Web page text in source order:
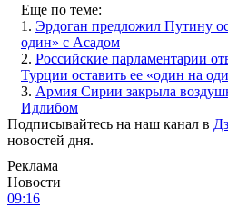
Еще по теме:
1. Эрдоган предложил Путину
один» с Асадом
2. Российские парламентарии
Турции оставить ее «один на
3. Армия Сирии закрыла
Идлибом
Подписывайтесь на наш канал в
новостей дня.
Реклама
Новости
09:16